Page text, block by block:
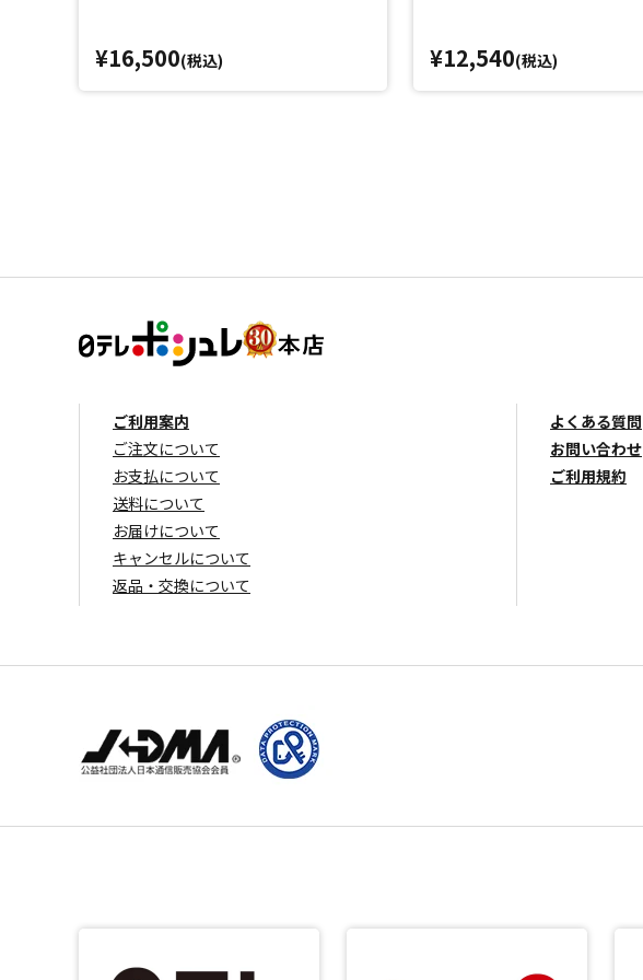
¥16,500(税込) ¥12,540(税込)
ご利用案内
ご注文について
お支払について
送料について
お届けについて
キャンセルについて
返品・交換について
よくある質問
お問い合わせ
ご利用規約